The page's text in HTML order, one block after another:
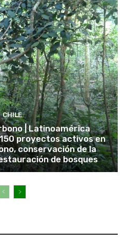
CHILE
| Latinoamérica
proyectos activos en
conservación de la
de bosques